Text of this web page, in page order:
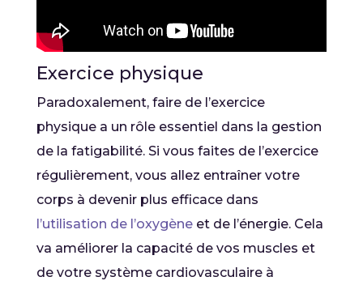
Exercice physique
Paradoxalement, faire de l’exercice
physique a un rôle essentiel dans la gestion
de la fatigabilité. Si vous faites de l’exercice
régulièrement, vous allez entraîner votre
corps à devenir plus efficace dans
l’utilisation de l’oxygèneet de l’énergie. Cela
va améliorer la capacité de vos muscles et
de votre système cardiovasculaire à